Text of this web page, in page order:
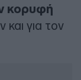
κορυφή
για τον